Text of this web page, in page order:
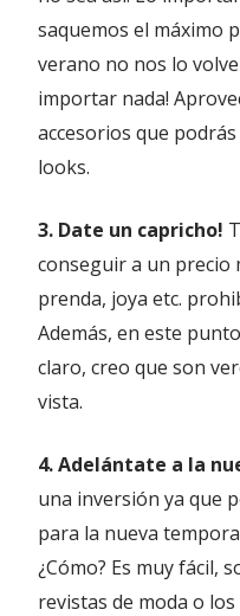
saquemos el máximo
verano no nos lo
importar nada!
accesorios que
looks.
3. Date un capricho!
conseguir a un precio
prenda, joya etc.
Además, en este
claro, creo que son
vista.
4. Adelántate a la
una inversión ya que
para la nueva
¿Cómo? Es muy fácil,
revistas de moda o